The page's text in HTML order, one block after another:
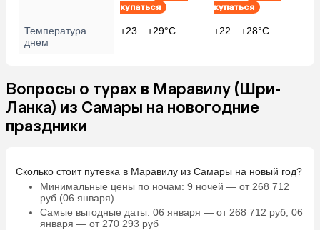
купаться купаться
Температура
днем
+23…+29°C +22…+28°C
Вопросы о турах в Маравилу (Шри-
Ланка) из Самары на новогодние
праздники
Сколько стоит путевка в Маравилу из Самары на новый год?
Минимальные цены по ночам: 9 ночей — от 268 712
руб (06 января)
Самые выгодные даты: 06 января — от 268 712 руб; 06
января — от 270 293 руб